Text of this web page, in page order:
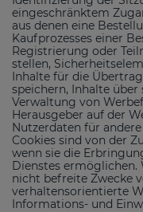
eingeschränktem
aus denen eine
Kaufprozesses einer
Registrierung oder
stellen,
Inhalte für die
speichern, Inhalte über
Verwaltung von
Herausgeber auf der
Nutzerdaten für
Cookies sind von der
wenn sie die
Dienstes ermöglichen.
nicht befreite Zwecke
verhaltensorientierte
Informations- und